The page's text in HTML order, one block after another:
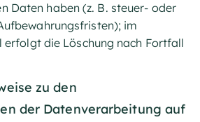
Daten haben (z. B. steuer- oder
im
erfolgt die Löschung nach Fortfall
zu den
der Datenverarbeitung auf